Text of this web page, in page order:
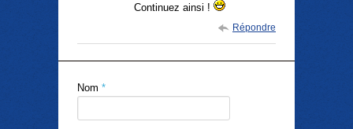
Continuez ainsi !
Répondre
Nom *